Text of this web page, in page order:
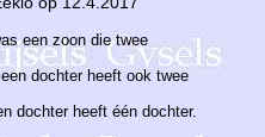
een zoon die twee
dochter heeft ook twee
dochter heeft één dochter.